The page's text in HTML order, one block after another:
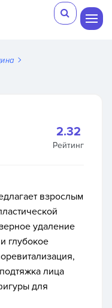
2.32
Рейтинг
взрослым
удаление
глубокое
лица
для